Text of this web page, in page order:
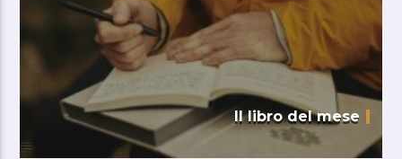
Il libro del mese